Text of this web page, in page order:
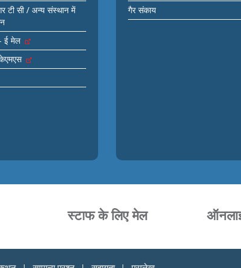
टी सी / अन्य संस्थान में
ई मेल
गैर संकाय
स्टाफ के लिए मेल